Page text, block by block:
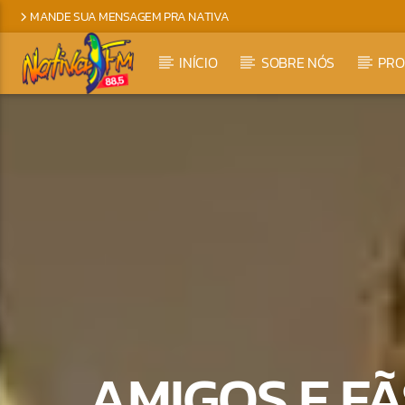
MANDE SUA MENSAGEM PRA NATIVA
INÍCIO SOBRE NÓS